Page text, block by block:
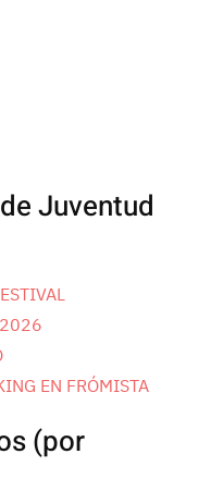
Juventud
2026
EN FRÓMISTA
(por